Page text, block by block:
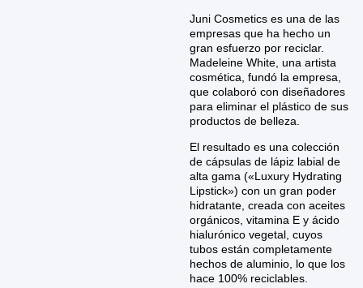
Juni Cosmetics es una de las
empresas que ha hecho un
gran esfuerzo por reciclar.
Madeleine White, una artista
cosmética, fundó la empresa,
que colaboró con diseñadores
para eliminar el plástico de sus
productos de belleza.
El resultado es una colección
de cápsulas de lápiz labial de
alta gama («Luxury Hydrating
Lipstick») con un gran poder
hidratante, creada con aceites
orgánicos, vitamina E y ácido
hialurónico vegetal, cuyos
tubos están completamente
hechos de aluminio, lo que los
hace 100% reciclables.